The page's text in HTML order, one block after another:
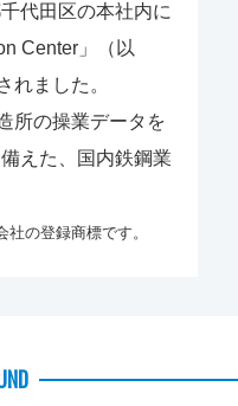
代田区の本社内に
Center」（以
ました。
所の操業データを
えた、国内鉄鋼業
の登録商標です。